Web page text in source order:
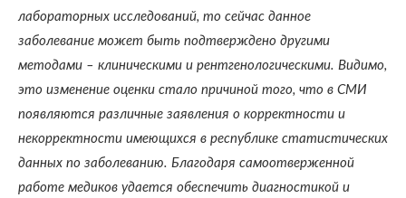
лабораторных исследований, то сейчас данное
заболевание может быть подтверждено другими
методами – клиническими и рентгенологическими. Видимо,
это изменение оценки стало причиной того, что в СМИ
появляются различные заявления о корректности и
некорректности имеющихся в республике статистических
данных по заболеванию. Благодаря самоотверженной
работе медиков удается обеспечить диагностикой и